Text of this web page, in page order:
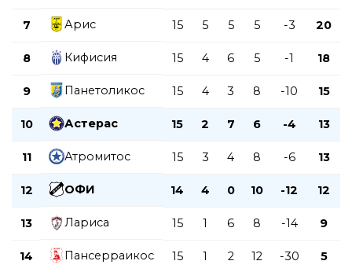
7 Арис 15 5 5 5 -3 20
8 Кифисия 15 4 6 5 -1 18
9 Панетоликос 15 4 3 8 -10 15
10 Астерас 15 2 7 6 -4 13
11 Атромитос 15 3 4 8 -6 13
12 ОФИ 14 4 0 10 -12 12
13 Лариса 15 1 6 8 -14 9
14 Пансерраикос 15 1 2 12 -30 5